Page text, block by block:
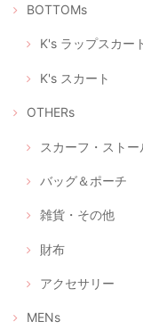
をつくろう！
ます。
BOTTOMs
K's ラップスカー
K's スカート
OTHERs
スカーフ・ストー
バッグ＆ポーチ
雑貨・その他
財布
アクセサリー
MENs